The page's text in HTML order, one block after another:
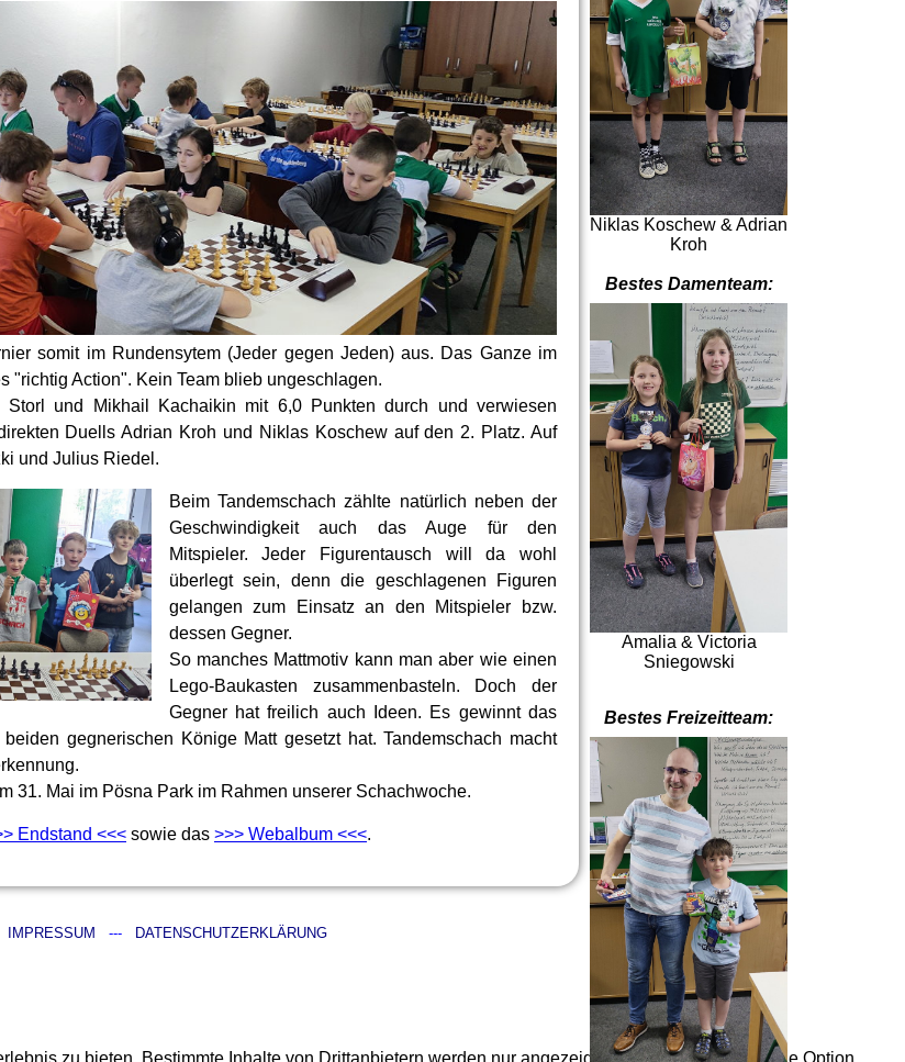
somit im Rundensytem (Jeder gegen Jeden) aus. Das Ganze im
"richtig Action". Kein Team blieb ungeschlagen.
und Mikhail Kachaikin mit 6,0 Punkten durch und verwiesen
Duells Adrian Kroh und Niklas Koschew auf den 2. Platz. Auf
und Julius Riedel.
Beim Tandemschach zählte natürlich neben der
Geschwindigkeit auch das Auge für den
Mitspieler. Jeder Figurentausch will da wohl
überlegt sein, denn die geschlagenen Figuren
gelangen zum Einsatz an den Mitspieler bzw.
dessen Gegner.
So manches Mattmotiv kann man aber wie einen
Lego-Baukasten zusammenbasteln. Doch der
Gegner hat freilich auch Ideen. Es gewinnt das
gegnerischen Könige Matt gesetzt hat. Tandemschach macht
31. Mai im Pösna Park im Rahmen unserer Schachwoche.
Endstand <<< sowie das >>> Webalbum <<<.
IMPRESSUM --- DATENSCHUTZERKLÄRUNG
Niklas Koschew & Adrian
Kroh
Bestes Damenteam:
Amalia & Victoria
Sniegowski
Bestes Freizeitteam:
zu bieten. Bestimmte Inhalte von Drittanbietern werden nur angezeigt, wenn die entsprechende Option